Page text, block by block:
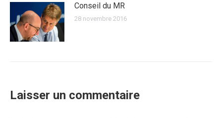
Conseil du MR
28 novembre 2016
Laisser un commentaire